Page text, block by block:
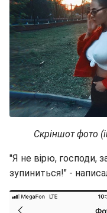
Скріншот фото
"Я не вірю, господи,
зупиниться!" -